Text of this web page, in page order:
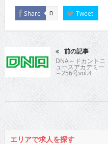
Share 0 Tweet
前の記事
DNA～ドカントニ
ュースアカデミー
～256号vol.4
エリアで求人を探す